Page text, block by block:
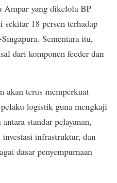
Ampar yang dikelola BP
sekitar 18 persen terhadap
Sementara itu,
dari komponen feeder dan
akan terus memperkuat
logistik guna mengkaji
standar pelayanan,
infrastruktur, dan
dasar penyempurnaan